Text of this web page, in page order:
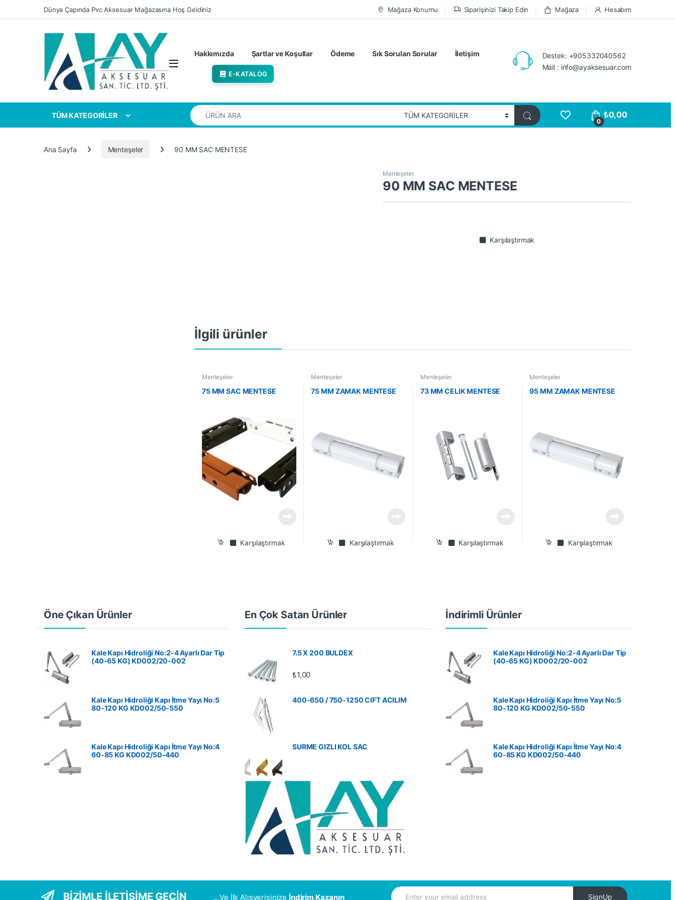
Skip to navigation
Skip to contentDünya Çapında Pvc Aksesuar Mağazasına Hoş Geldiniz Mağaza Konumu Siparişinizi Takip Edin Mağaza Hesabım
Hakkımızda Şartlar ve Koşullar Ödeme Sık Sorulan Sorular İletişim
E-KATALOG
Destek: +905332040562
Mail : info@ayaksesuar.com
TÜM KATEGORİLER
Search for:
0
₺0,00
Ana Sayfa Menteşeler 90 MM SAC MENTESE
Menteşeler
90 MM SAC MENTESE
Karşılaştırmak
İlgili ürünler
Menteşeler
75 MM SAC MENTESE
Karşılaştırmak
Menteşeler
75 MM ZAMAK MENTESE
Karşılaştırmak
Menteşeler
73 MM CELIK MENTESE
Karşılaştırmak
Menteşeler
95 MM ZAMAK MENTESE
Karşılaştırmak
Öne Çıkan Ürünler
Kale Kapı Hidroliği No:2-4 Ayarlı Dar Tip
(40-65 KG) KD002/20-002
Kale Kapı Hidroliği Kapı İtme Yayı No:5
80-120 KG ‎KD002/50-550
Kale Kapı Hidroliği Kapı İtme Yayı No:4
60-85 KG ‎KD002/50-440
En Çok Satan Ürünler
7.5 X 200 BULDEX
₺1,00
400-650 / 750-1250 CIFT ACILIM
SURME GIZLI KOL SAC
İndirimli Ürünler
Kale Kapı Hidroliği No:2-4 Ayarlı Dar Tip
(40-65 KG) KD002/20-002
Kale Kapı Hidroliği Kapı İtme Yayı No:5
80-120 KG ‎KD002/50-550
Kale Kapı Hidroliği Kapı İtme Yayı No:4
60-85 KG ‎KD002/50-440
BİZİMLE İLETİŞİME GEÇİN ...Ve İlk Alışverişinize İndirim Kazanın
E
SignUp